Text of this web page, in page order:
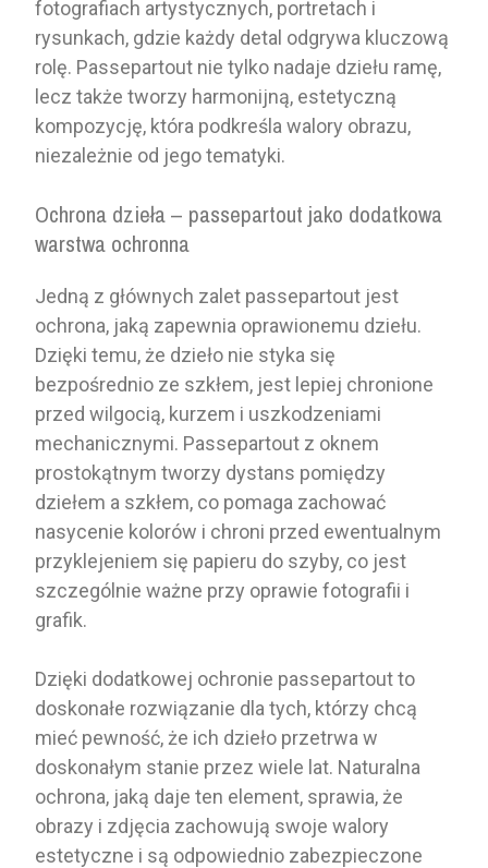
fotografiach artystycznych, portretach i
rysunkach, gdzie każdy detal odgrywa kluczową
rolę. Passepartout nie tylko nadaje dziełu ramę,
lecz także tworzy harmonijną, estetyczną
kompozycję, która podkreśla walory obrazu,
niezależnie od jego tematyki.
Ochrona dzieła – passepartout jako dodatkowa
warstwa ochronna
Jedną z głównych zalet passepartout jest
ochrona, jaką zapewnia oprawionemu dziełu.
Dzięki temu, że dzieło nie styka się
bezpośrednio ze szkłem, jest lepiej chronione
przed wilgocią, kurzem i uszkodzeniami
mechanicznymi. Passepartout z oknem
prostokątnym tworzy dystans pomiędzy
dziełem a szkłem, co pomaga zachować
nasycenie kolorów i chroni przed ewentualnym
przyklejeniem się papieru do szyby, co jest
szczególnie ważne przy oprawie fotografii i
grafik.
Dzięki dodatkowej ochronie passepartout to
doskonałe rozwiązanie dla tych, którzy chcą
mieć pewność, że ich dzieło przetrwa w
doskonałym stanie przez wiele lat. Naturalna
ochrona, jaką daje ten element, sprawia, że
obrazy i zdjęcia zachowują swoje walory
estetyczne i są odpowiednio zabezpieczone